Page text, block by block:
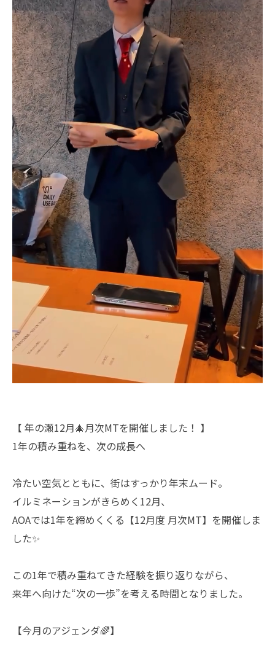
【 年の瀬12月🎄月次MTを開催しました！ 】
1年の積み重ねを、次の成長へ
冷たい空気とともに、街はすっかり年末ムード。
イルミネーションがきらめく12月、
AOAでは1年を締めくくる【12月度 月次MT】を開催しま
した✨
この1年で積み重ねてきた経験を振り返りながら、
来年へ向けた“次の一歩”を考える時間となりました。
【今月のアジェンダ🌈】